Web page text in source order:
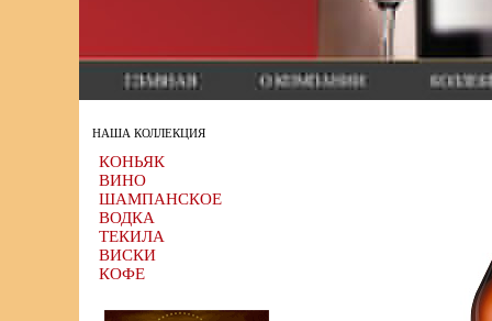
НАША КОЛЛЕКЦИЯ
КОНЬЯК
ВИНО
ШАМПАНСКОЕ
ВОДКА
ТЕКИЛА
ВИСКИ
КОФЕ